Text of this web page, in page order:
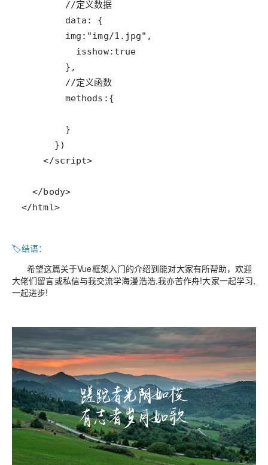
  </body>
</html>
🏷️结语：
希望这篇关于Vue框架入门的介绍到能对大家有所帮助，欢迎
大佬们留言或私信与我交流学海漫浩浩,我亦苦作舟!大家一起学习,
一起进步!